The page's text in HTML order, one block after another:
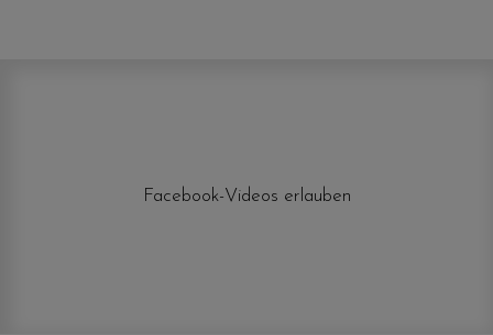
Facebook-Videos erlauben